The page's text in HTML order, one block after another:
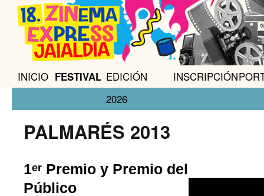
INICIO FESTIVAL EDICIÓN
2026
INSCRIPCIÓN
PALMARÉS 2013
1er Premio y Premio del
Público